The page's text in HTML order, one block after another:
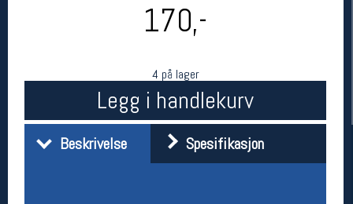
170,-
4 på lager
Legg i handlekurv
Beskrivelse Spesifikasjon